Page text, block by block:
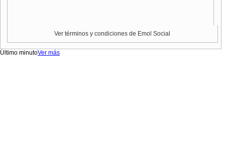
Ver términos y condiciones de Emol Social
Último minutoVer más